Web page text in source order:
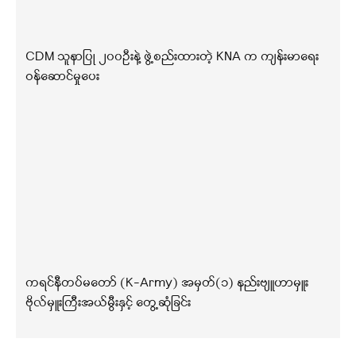
CDM သူနာပြု ၂၀၀ဦးနဲ့ ဖွဲ့စည်းထားတဲ့ KNA က ကျန်းမာရေး
ဝန်ဆောင်မှုပေး
ကရင်နီတပ်မတော် (K-Army) အမှတ်(၁) နည်းဗျူဟာမှူး
ဗိုလ်မှူးကြီးအယ်မွီးနှင့် တွေ့ဆုံခြင်း